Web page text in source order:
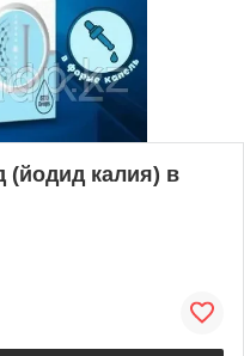
(йодид калия) в